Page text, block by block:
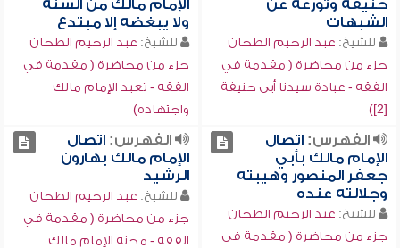
حنيفة وتورعه عن
الشبهات
للشيخ: عبد الرحيم الطحان
جزء من محاضرة ( مقدمة في
الفقه - عبادة سيدنا أبي حنيفة
[2])
الإمام مالك من السنة
ولا يبغضه إلا مبتدع
للشيخ: عبد الرحيم الطحان
جزء من محاضرة ( مقدمة في
الفقه - تعبد الإمام مالك
واجتهاده)
الفهرس:اتصال
الإمام مالك بأبي
جعفر المنصور وهيبته
وجلالته عنده
للشيخ: عبد الرحيم الطحان
جزء من محاضرة ( مقدمة في
الفهرس:اتصال
الإمام مالك بهارون
الرشيد
للشيخ: عبد الرحيم الطحان
جزء من محاضرة ( مقدمة في
الفقه - محنة الإمام مالك